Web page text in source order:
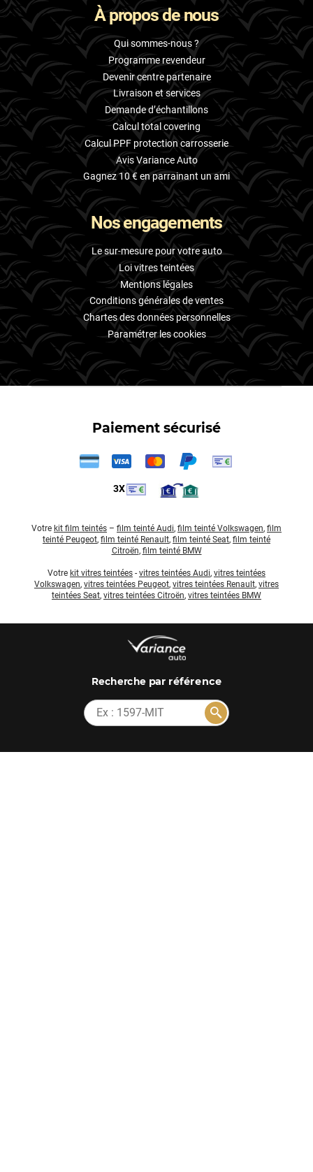
Skoda
Smart
Ssangyong
Subaru
Suzuki
Tata
Tesla
Toyota
Volkswagen
Volvo
Xpeng
À propos de nous
Qui sommes-nous ?
Programme revendeur
Devenir centre partenaire
Livraison et services
Demande d’échantillons
Calcul total covering
Calcul PPF protection carrosserie
Avis Variance Auto
Gagnez 10 € en parrainant un ami
Nos engagements
Le sur-mesure pour votre auto
Loi vitres teintées
Mentions légales
Conditions générales de ventes
Chartes des données personnelles
Paramétrer les cookies
Paiement sécurisé
3X
Votre kit film teintés – film teinté Audi, film teinté Volkswagen, film
teinté Peugeot, film teinté Renault, film teinté Seat, film teinté
Citroën, film teinté BMW
Votre kit vitres teintées - vitres teintées Audi, vitres teintées
Volkswagen, vitres teintées Peugeot, vitres teintées Renault, vitres
teintées Seat, vitres teintées Citroën, vitres teintées BMW
Recherchepar référence